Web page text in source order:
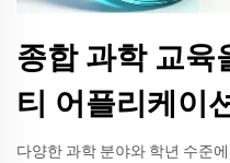
종합 과학 교육
티 어플리케이
다양한 과학 분야와 학년 수준